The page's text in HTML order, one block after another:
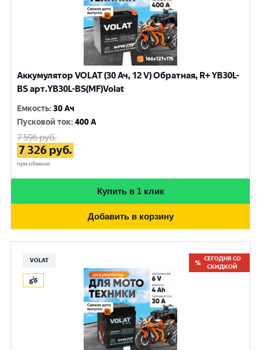
Аккумулятор VOLAT (30 Ач, 12 V) Обратная, R+ YB30L-
BS арт.YB30L-BS(MF)Volat
Емкость:30 Ач
Пусковой ток:400 A
7 596руб.
7 326 руб.
при обмене
Купить в 1 клик
Добавить в корзину
VOLAT
СЕГОДНЯ СО
СКИДКОЙ